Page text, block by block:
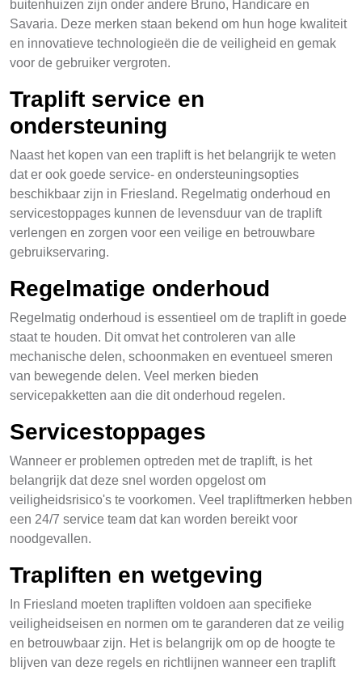
buitenhuizen zijn onder andere Bruno, Handicare en
Savaria. Deze merken staan bekend om hun hoge kwaliteit
en innovatieve technologieën die de veiligheid en gemak
voor de gebruiker vergroten.
Traplift service en
ondersteuning
Naast het kopen van een traplift is het belangrijk te weten
dat er ook goede service- en ondersteuningsopties
beschikbaar zijn in Friesland. Regelmatig onderhoud en
servicestoppages kunnen de levensduur van de traplift
verlengen en zorgen voor een veilige en betrouwbare
gebruikservaring.
Regelmatige onderhoud
Regelmatig onderhoud is essentieel om de traplift in goede
staat te houden. Dit omvat het controleren van alle
mechanische delen, schoonmaken en eventueel smeren
van bewegende delen. Veel merken bieden
servicepakketten aan die dit onderhoud regelen.
Servicestoppages
Wanneer er problemen optreden met de traplift, is het
belangrijk dat deze snel worden opgelost om
veiligheidsrisico's te voorkomen. Veel trapliftmerken hebben
een 24/7 service team dat kan worden bereikt voor
noodgevallen.
Trapliften en wetgeving
In Friesland moeten trapliften voldoen aan specifieke
veiligheidseisen en normen om te garanderen dat ze veilig
en betrouwbaar zijn. Het is belangrijk om op de hoogte te
blijven van deze regels en richtlijnen wanneer een traplift